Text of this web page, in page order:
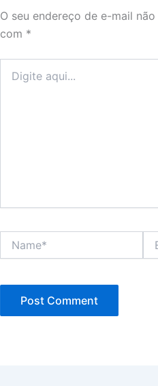
O seu endereço de e-mail
com *
aqui...